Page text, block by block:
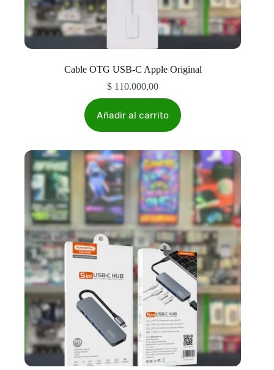
Cable OTG USB-C Apple Original
$ 110.000,00
Añadir al carrito